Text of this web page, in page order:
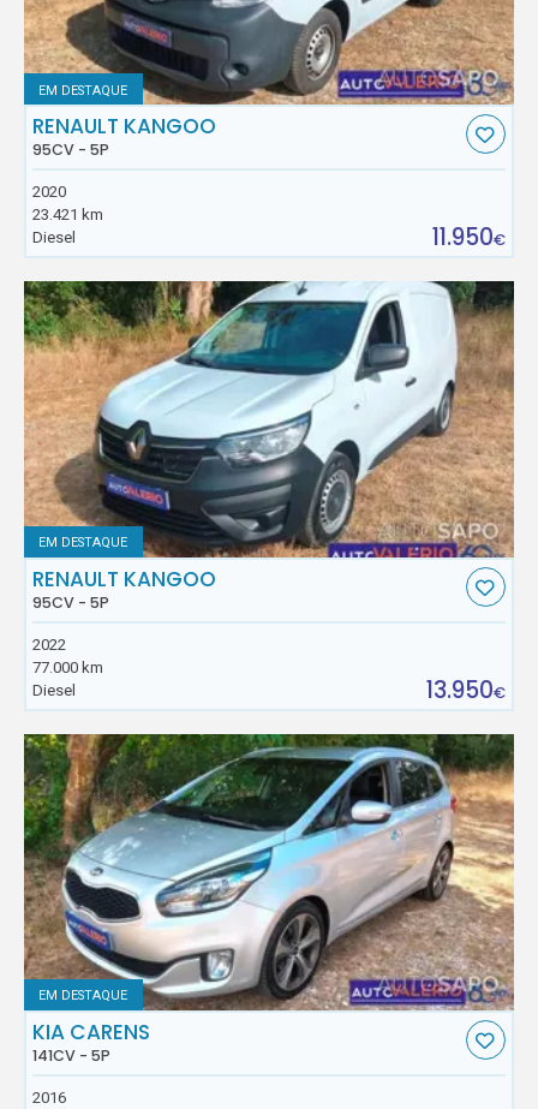
EM DESTAQUE
RENAULT KANGOO
95CV - 5P
2020
23.421 km
Diesel
11.950€
EM DESTAQUE
RENAULT KANGOO
95CV - 5P
2022
77.000 km
Diesel
13.950€
EM DESTAQUE
KIA CARENS
141CV - 5P
2016